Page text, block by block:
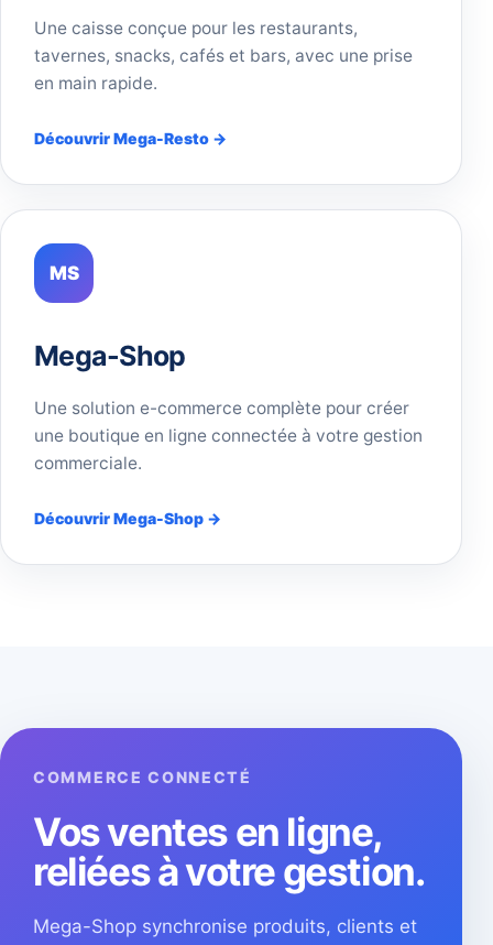
Une caisse conçue pour les restaurants,
tavernes, snacks, cafés et bars, avec une prise
en main rapide.
Découvrir Mega-Resto →
MS
Mega-Shop
Une solution e-commerce complète pour créer
une boutique en ligne connectée à votre gestion
commerciale.
Découvrir Mega-Shop →
COMMERCE CONNECTÉ
Vos ventes en ligne,
reliées à votre gestion.
Mega-Shop synchronise produits, clients et